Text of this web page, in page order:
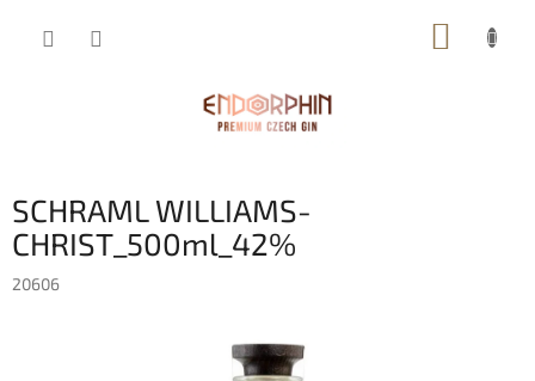
SCHRAML WILLIAMS-
CHRIST_500ml_42%
20606